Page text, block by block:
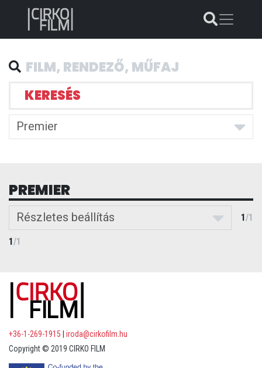
KERESÉS
Premier
PREMIER
Részletes beállítás 1/1
1/1
+36-1-269-1915
iroda@cirkofilm.hu
Copyright © 2019 CIRKO FILM